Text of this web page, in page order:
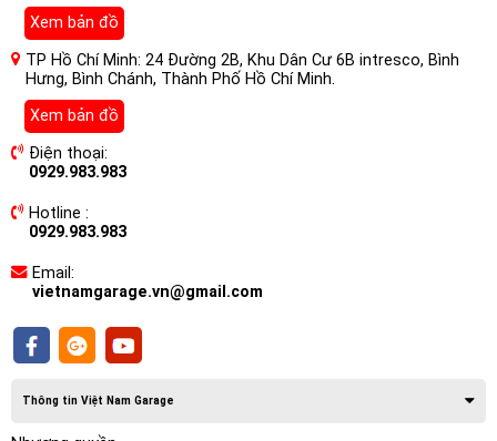
Đó là lý do các DSP (Digital Signal Processor – bộ xử lý âm
thanh số) trở thành một trong những thiết bị quan trọng nhất
khi nâng cấp âm thanh ô tô. Và trong số rất nhiều DSP của thị
trường,Awave DSP A24D nổi bật lên như một lựa chọn tối
ưu dành cho các hệ thống cao cấp, đòi hỏi xử lý đa kênh và
tích hợp giao thức A2B.
Xem bản đồ
TP Hồ Chí Minh: 24 Đường 2B, Khu Dân Cư 6B intresco, Bình
Hưng, Bình Chánh, Thành Phố Hồ Chí Minh.
Xem bản đồ
Điện thoại:
0929.983.983
Hotline :
0929.983.983
Email:
vietnamgarage.vn@gmail.com
Thông tin Việt Nam Garage